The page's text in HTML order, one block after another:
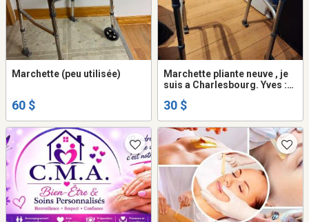
Marchette (peu utilisée)
60 $
Marchette pliante neuve , je
suis a Charlesbourg. Yves :
30 $